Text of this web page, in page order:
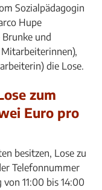
Sozialpädagogin
Hupe
und
die Lose.
zum
Euro pro
besitzen, Lose zu
Telefonnummer
11:00 bis 14:00